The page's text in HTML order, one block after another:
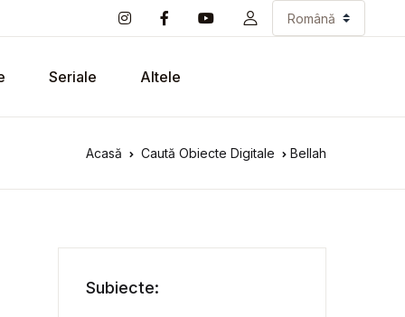
Seriale Altele
Acasă Caută Obiecte Digitale Bellah
Subiecte: